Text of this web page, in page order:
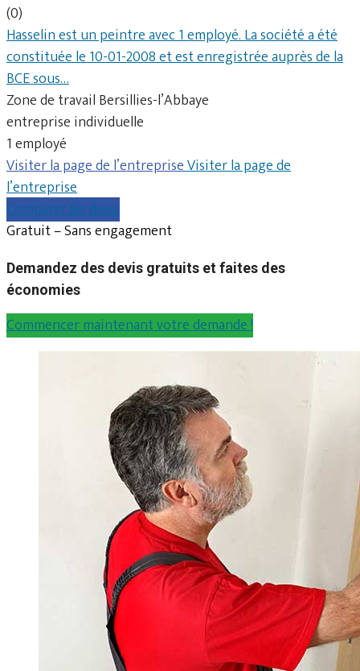
(0)
Hasselin est un peintre avec 1 employé. La société a été
constituée le 10-01-2008 et est enregistrée auprès de la
BCE sous…
Zone de travail Bersillies-l’Abbaye
entreprise individuelle
1 employé
Visiter la page de l’entrepriseVisiter la page de
l’entreprise
Comparer les devis
Gratuit – Sans engagement
Demandez des devis gratuits et faites des
économies
Commencer maintenant votre demande !